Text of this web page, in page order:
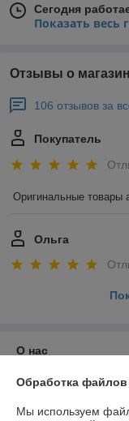
Сегодня
Показать весь
Отзывы о
106 отзывов за
Покупатель
Оригинальные товары
Ольга
О нас
Контакты
Обработка
Мы используем